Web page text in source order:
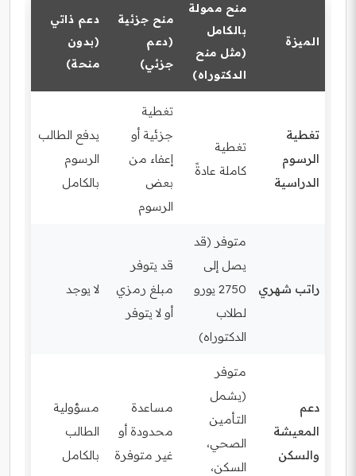
الميزة
منح ممولة
بالكامل
(مثل منح
الدكتوراه)
منح جزئية
(دعم
جزئي)
دعم ذاتي
(بدون
منحة)
تغطية
الرسوم
الدراسية
تغطية
كاملة عادةً
تغطية
جزئية أو
إعفاء من
بعض
الرسوم
يدفع الطالب
الرسوم
بالكامل
راتب شهري
متوفر (قد
يصل إلى
2750 يورو
لطلاب
الدكتوراه)
قد يتوفر
مبلغ رمزي
أو لا يتوفر
لا يوجد
دعم
المعيشة
والسكن
متوفر
(يشمل
التأمين
الصحي،
السكن،
مساعدة
محدودة أو
غير متوفرة
مسؤولية
الطالب
بالكامل